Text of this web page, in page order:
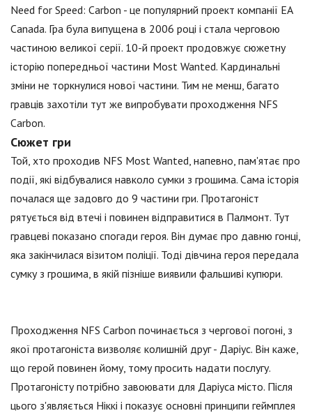
Need for Speed: Carbon - це популярний проект компанії EA
Canada. Гра була випущена в 2006 році і стала черговою
частиною великої серії. 10-й проект продовжує сюжетну
історію попередньої частини Most Wanted. Кардинальні
зміни не торкнулися нової частини. Тим не менш, багато
гравців захотіли тут же випробувати проходження NFS
Carbon.
Сюжет гри
Той, хто проходив NFS Most Wanted, напевно, пам'ятає про
події, які відбувалися навколо сумки з грошима. Сама історія
почалася ще задовго до 9 частини гри. Протагоніст
рятується від втечі і повинен відправитися в Палмонт. Тут
гравцеві показано спогади героя. Він думає про давню гонці,
яка закінчилася візитом поліції. Тоді дівчина героя передала
сумку з грошима, в якій пізніше виявили фальшиві купюри.
Проходження NFS Carbon починається з чергової погоні, з
якої протагоніста визволяє колишній друг - Даріус. Він каже,
що герой повинен йому, тому просить надати послугу.
Протагоністу потрібно завоювати для Даріуса місто. Після
цього з'являється Ніккі і показує основні принципи геймплея